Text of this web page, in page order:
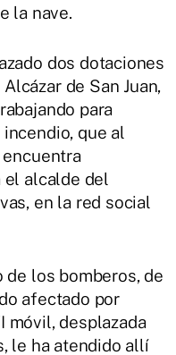
la nave.
dos dotaciones
de San Juan,
para
que al
encuentra
el alcalde del
en la red social
de los bomberos, de
afectado por
móvil, desplazada
le ha atendido allí